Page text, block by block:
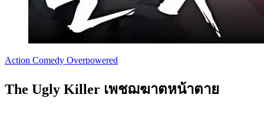
Action Comedy Overpowered
The Ugly Killer เพชฌฆาตหน้าตาย